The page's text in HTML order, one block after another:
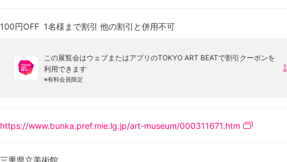
100円OFF 1名様まで割引 他の割引と併用不可
この展覧会はウェブまたはアプリのTOKYO ART BEATで割引クーポンを
利用できます
※有料会員限定
https://www.bunka.pref.mie.lg.jp/art-museum/000311671.htm
三重県立美術館